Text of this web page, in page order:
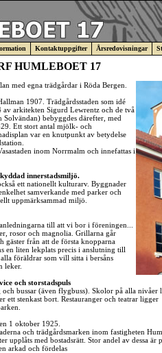
Kontaktuppgifter Årsredovisningar
HUMLEBOET 17
med egna trädgårdar i Röda Bergen.
1907. Trädgårdsstaden som idé
arkitekten Sigurd Lewrentz och de två
bebyggdes därefter, med
Ett stort antal mjölk- och
var en knutpunkt av betydelse
inom Norrmalm och innefattas i
innerstadsmiljö.
ett nationellt kulturarv. Byggnader
samverkande med parker och
uppmärksammad miljö.
till att vi bor i föreningen...
rosor och magnolia. Grillarna går
gäster från att de första knopparna
en liten lekplats precis i anslutning till
föräldrar som vill sitta i bersåns
leker.
och storstadspuls
bussar (även flygbuss). Skolor på alla
ett stenkast bort. Restauranger och teatrar ligger
1 oktober 1925.
och trädgårdsmarken inom fastigheten
upplåts med bostadsrätt. Stor andel av dessa är
arkad och fördelas